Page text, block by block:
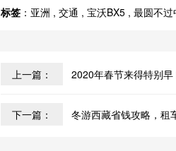
标签 ： 亚洲 , 交通 , 宝沃BX5 , 最圆不过
上一篇： 2020年春节来得特别
下一篇： 冬游西藏省钱攻略，租